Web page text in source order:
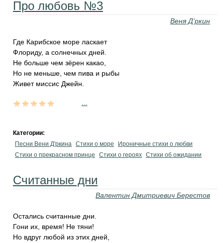
Про любовь №3
Веня Д'ркин
Где Карибское море ласкает
Флориду, а солнечных дней.
Не больше чем зёрен какао,
Но не меньше, чем пива и рыбы
Живет миссис Джейн.
Категории:
Песни Вени Д'ркина Стихи о море
Ироничные стихи о любви
Стихи о прекрасном принце
Стихи о героях Стихи об ожидании
Считанные дни
Валентин Дмитриевич Берестов
Остались считанные дни.
Гони их, время! Не тяни!
Но вдруг любой из этих дней,